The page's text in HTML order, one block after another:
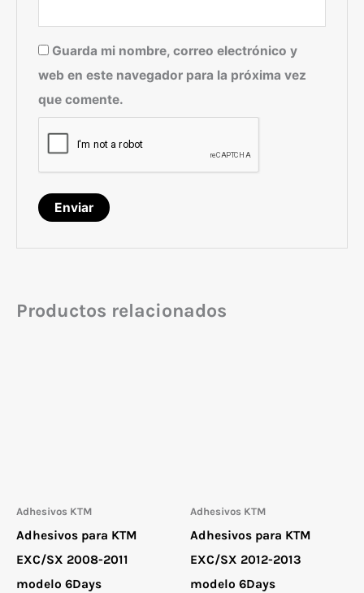
Guarda mi nombre, correo electrónico y
web en este navegador para la próxima vez
que comente.
Productos relacionados
Adhesivos KTM
Adhesivos para KTM
EXC/SX 2008-2011
modelo 6Days
Adhesivos KTM
Adhesivos para KTM
EXC/SX 2012-2013
modelo 6Days